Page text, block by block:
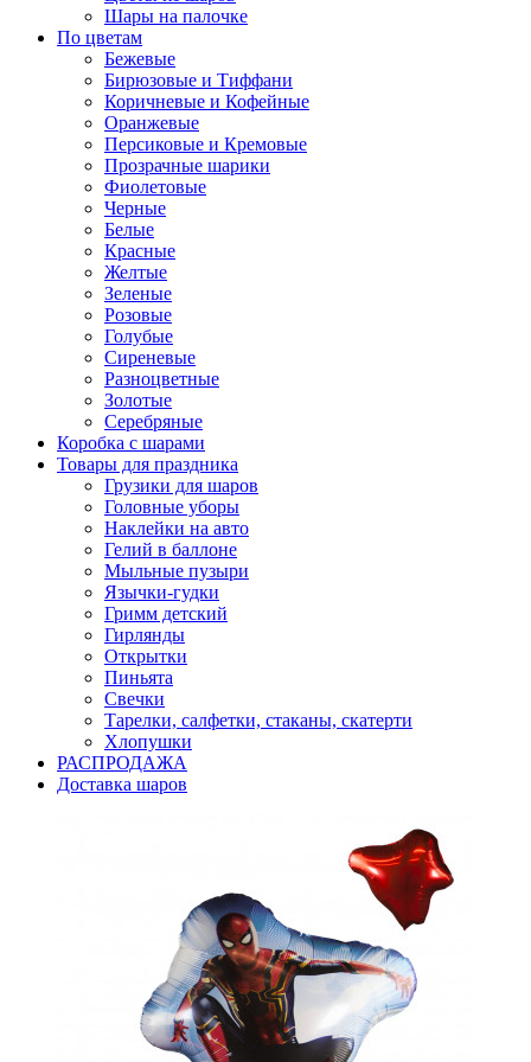
Шары на палочке
По цветам
Бежевые
Бирюзовые и Тиффани
Коричневые и Кофейные
Оранжевые
Персиковые и Кремовые
Прозрачные шарики
Фиолетовые
Черные
Белые
Красные
Желтые
Зеленые
Розовые
Голубые
Сиреневые
Разноцветные
Золотые
Серебряные
Коробка с шарами
Товары для праздника
Грузики для шаров
Головные уборы
Наклейки на авто
Гелий в баллоне
Мыльные пузыри
Язычки-гудки
Гримм детский
Гирлянды
Открытки
Пиньята
Свечки
Тарелки, салфетки, стаканы, скатерти
Хлопушки
РАСПРОДАЖА
Доставка шаров